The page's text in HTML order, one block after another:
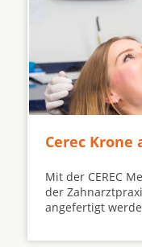
Cerec
Mit der CEREC
der
angefertigt